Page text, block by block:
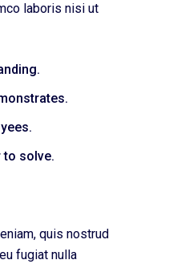
laboris nisi ut
to solve.
quis nostrud
fugiat nulla